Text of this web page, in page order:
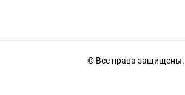
© Все права защищены.